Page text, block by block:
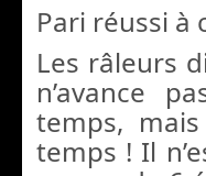
Pari réussi à
Les râleurs
n’avance
temps,
temps ! Il